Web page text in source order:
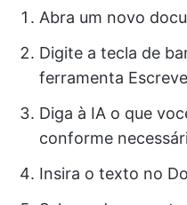
Abra um novo
Digite a tecla de
ferramenta
Diga à IA o que
conforme
Insira o texto no